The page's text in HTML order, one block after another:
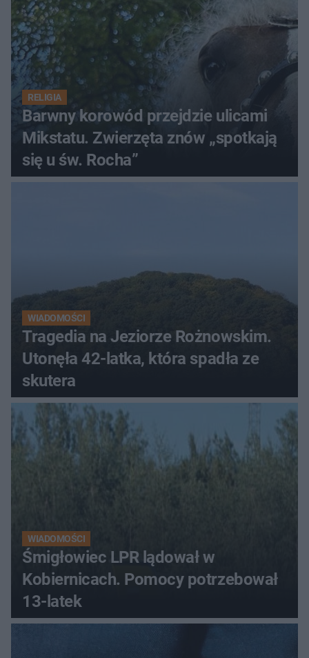
RELIGIA
Barwny korowód przejdzie ulicami
Mikstatu. Zwierzęta znów „spotkają
się u św. Rocha”
WIADOMOŚCI
Tragedia na Jeziorze Rożnowskim.
Utonęła 42-latka, która spadła ze
skutera
WIADOMOŚCI
Śmigłowiec LPR lądował w
Kobiernicach. Pomocy potrzebował
13-latek